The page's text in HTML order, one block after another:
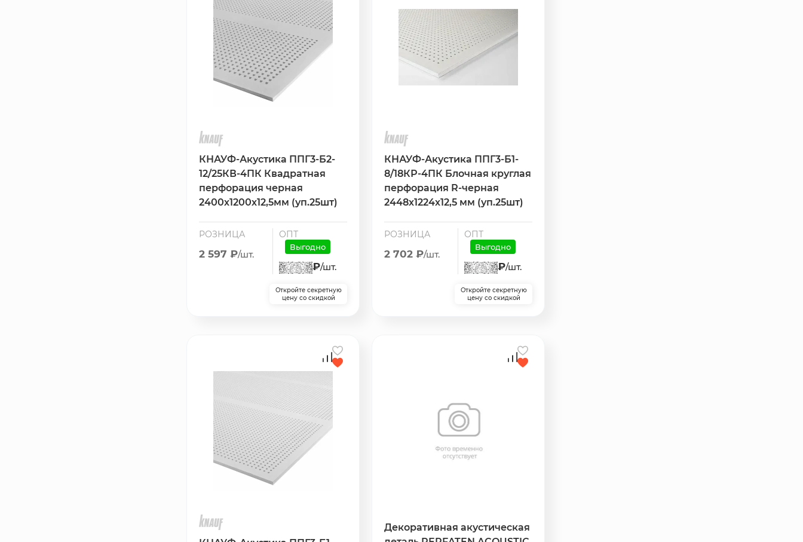
КНАУФ-Акустика ППГ3-Б2-
12/25КВ-4ПК Квадратная
перфорация черная
2400х1200х12,5мм (уп.25шт)
РОЗНИЦА
2 597 ₽/шт.
ОПТ
Выгодно
₽/шт.
Откройте секретную
цену со скидкой
КНАУФ-Акустика ППГ3-Б1-
8/18КР-4ПК Блочная круглая
перфорация R-черная
2448х1224х12,5 мм (уп.25шт)
РОЗНИЦА
2 702 ₽/шт.
ОПТ
Выгодно
₽/шт.
Откройте секретную
цену со скидкой
Декоративная акустическая